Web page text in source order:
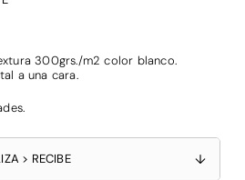
300grs./m2 color blanco.
a una cara.
> RECIBE ↓